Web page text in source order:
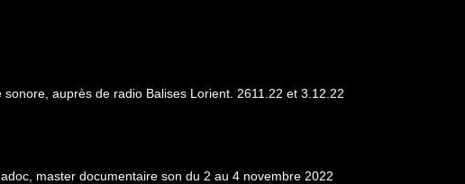
auprès de radio Balises Lorient. 2611.22 et 3.12.22
master documentaire son du 2 au 4 novembre 2022